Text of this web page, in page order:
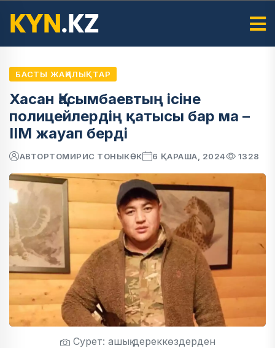
БАСТЫ ЖАҢАЛЫҚТАР
Хасан Қасымбаевтың ісіне
полицейлердің қатысы бар ма –
ІІМ жауап берді
АВТОРТОМИРИС ТОНЫКӨК 6 ҚАРАША, 2024 1328
Сурет: ашық дереккөздерден